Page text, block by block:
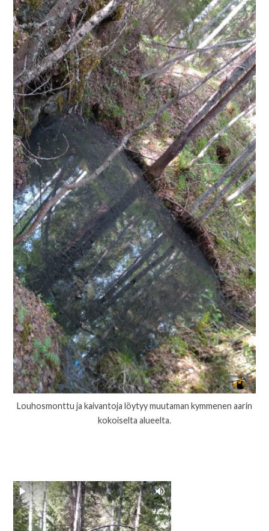
Louhosmonttu ja kaivantoja löytyy muutaman kymmenen aarin
kokoiselta alueelta.